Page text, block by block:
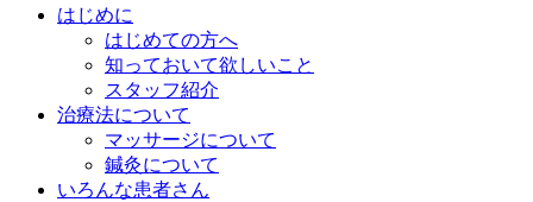
はじめに
はじめての方へ
知っておいて欲しいこと
スタッフ紹介
治療法について
マッサージについて
鍼灸について
いろんな患者さん